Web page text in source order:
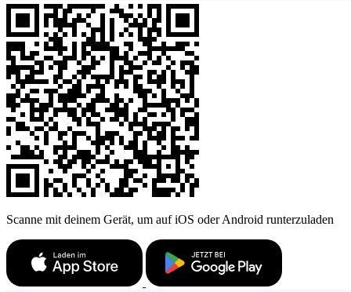
Scanne mit deinem Gerät, um auf iOS oder Android runterzuladen